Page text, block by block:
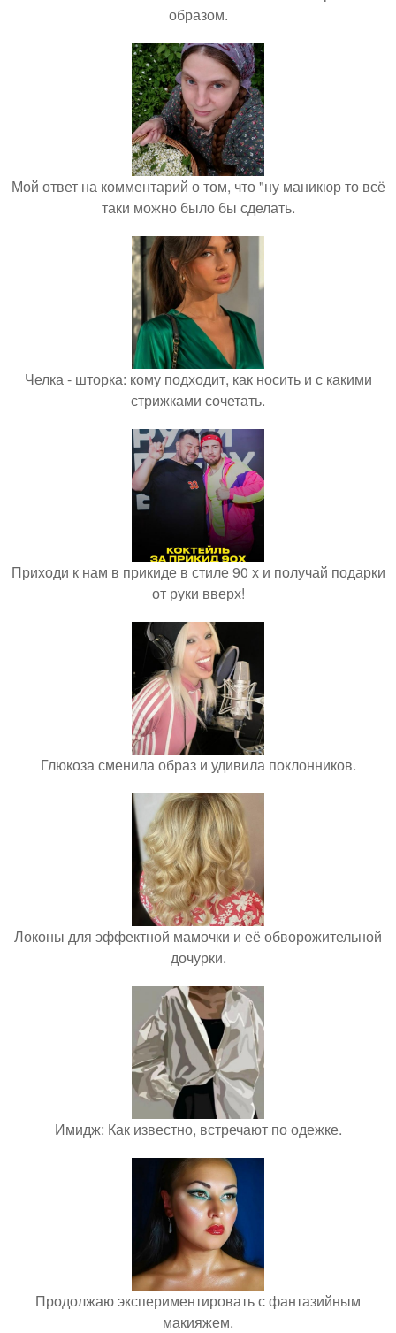
образом.
Мой ответ на комментарий о том, что "ну маникюр то всё
таки можно было бы сделать.
Челка - шторка: кому подходит, как носить и с какими
стрижками сочетать.
Приходи к нам в прикиде в стиле 90 х и получай подарки
от руки вверх!
Глюкоза сменила образ и удивила поклонников.
Локоны для эффектной мамочки и её обворожительной
дочурки.
Имидж: Как известно, встречают по одежке.
Продолжаю экспериментировать с фантазийным
макияжем.